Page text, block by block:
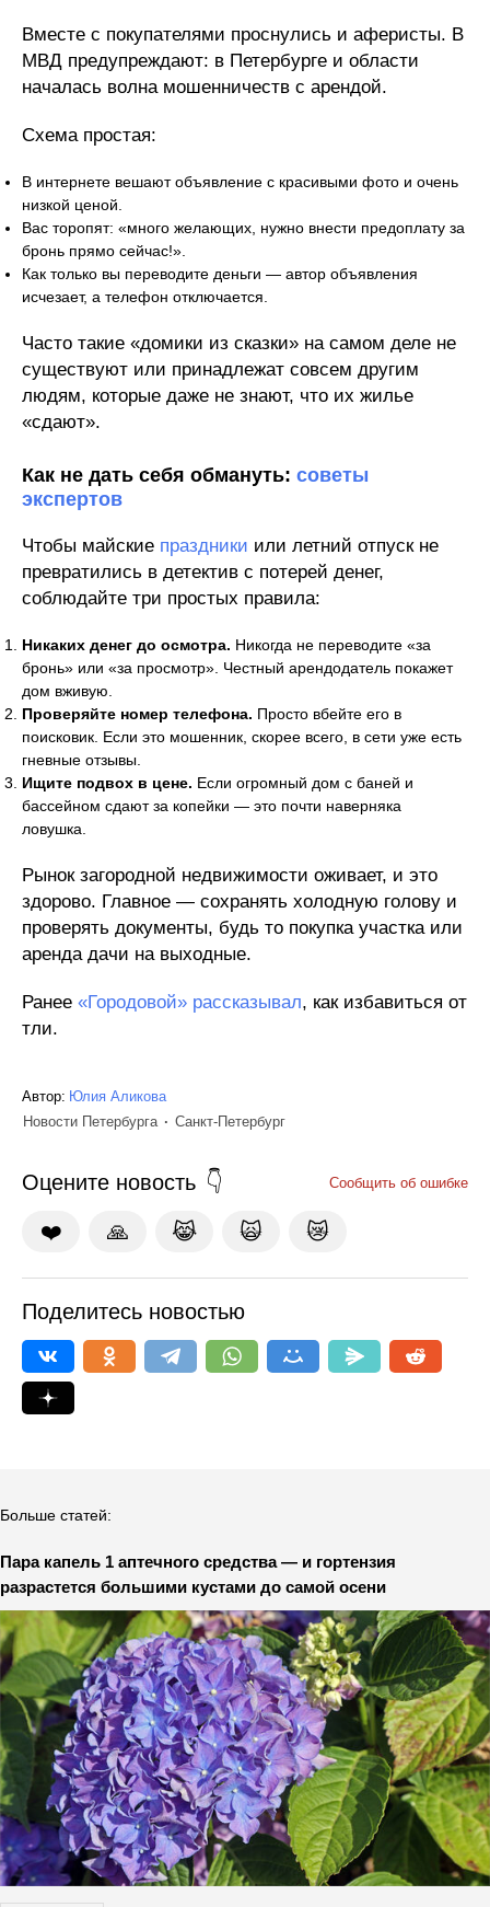
Вместе с покупателями проснулись и аферисты. В
МВД предупреждают: в Петербурге и области
началась волна мошенничеств с арендой.
Схема простая:
В интернете вешают объявление с красивыми фото и очень
низкой ценой.
Вас торопят: «много желающих, нужно внести предоплату за
бронь прямо сейчас!».
Как только вы переводите деньги — автор объявления
исчезает, а телефон отключается.
Часто такие «домики из сказки» на самом деле не
существуют или принадлежат совсем другим
людям, которые даже не знают, что их жилье
«сдают».
Как не дать себя обмануть: советы
экспертов
Чтобы майские праздники или летний отпуск не
превратились в детектив с потерей денег,
соблюдайте три простых правила:
Никаких денег до осмотра. Никогда не переводите «за
бронь» или «за просмотр». Честный арендодатель покажет
дом вживую.
Проверяйте номер телефона. Просто вбейте его в
поисковик. Если это мошенник, скорее всего, в сети уже есть
гневные отзывы.
Ищите подвох в цене. Если огромный дом с баней и
бассейном сдают за копейки — это почти наверняка
ловушка.
Рынок загородной недвижимости оживает, и это
здорово. Главное — сохранять холодную голову и
проверять документы, будь то покупка участка или
аренда дачи на выходные.
Ранее «Городовой» рассказывал, как избавиться от
тли.
Автор: Юлия Аликова
Новости Петербурга
Санкт-Петербург
Оцените новость Сообщить об ошибке
❤️ 🙏 😹 🙀 😿
Поделитесь новостью
Больше статей:
Пара капель 1 аптечного средства — и гортензия
разрастется большими кустами до самой осени